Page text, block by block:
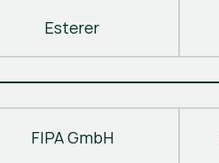
Esterer
FIPA GmbH